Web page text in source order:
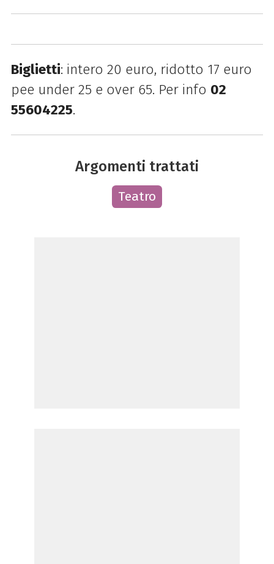
Biglietti: intero 20 euro, ridotto 17 euro
pee under 25 e over 65. Per info 02
55604225.
Argomenti trattati
Teatro